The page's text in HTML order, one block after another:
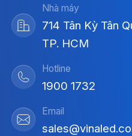
Nhà máy
714 Tân Kỳ Tân
TP. HCM
Hotline
1900 1732
Email